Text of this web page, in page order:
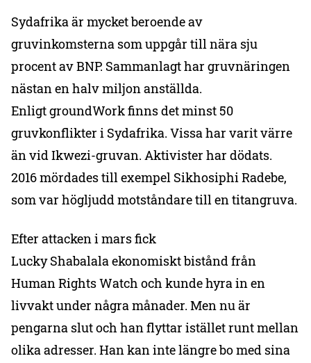
Sydafrika är mycket beroende av
gruvinkomsterna som uppgår till nära sju
procent av BNP. Sammanlagt har gruvnäringen
nästan en halv miljon anställda.
Enligt groundWork finns det minst 50
gruvkonflikter i Sydafrika. Vissa har varit värre
än vid Ikwezi-gruvan. Aktivister har dödats.
2016 mördades till exempel Sikhosiphi Radebe,
som var högljudd motståndare till en titangruva.
Efter attacken i mars fick
Lucky Shabalala ekonomiskt bistånd från
Human Rights Watch och kunde hyra in en
livvakt under några månader. Men nu är
pengarna slut och han flyttar istället runt mellan
olika adresser. Han kan inte längre bo med sina